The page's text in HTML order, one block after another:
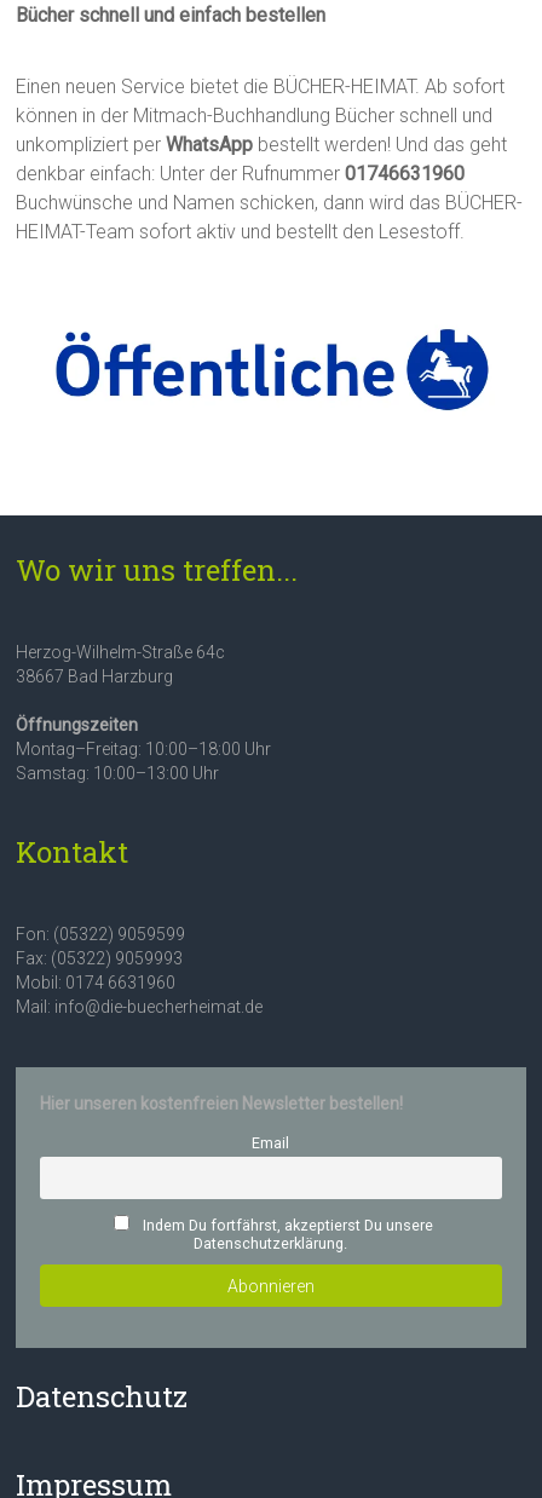
Bücher schnell und einfach bestellen
Einen neuen Service bietet die BÜCHER-HEIMAT. Ab sofort
können in der Mitmach-Buchhandlung Bücher schnell und
unkompliziert perWhatsApp bestellt werden! Und das geht
denkbar einfach: Unter der Rufnummer01746631960
Buchwünsche und Namen schicken, dann wird das BÜCHER-
HEIMAT-Team sofort aktiv und bestellt den Lesestoff.
Wo wir uns treffen...
Herzog-Wilhelm-Straße 64c
38667 Bad Harzburg
Öffnungszeiten
Montag–Freitag: 10:00–18:00 Uhr
Samstag: 10:00–13:00 Uhr
Kontakt
Fon: (05322) 9059599
Fax: (05322) 9059993
Mobil: 0174 6631960
Mail: info@die-buecherheimat.de
Hier unseren kostenfreien Newsletter bestellen!
Email
Indem Du fortfährst, akzeptierst Du unsere
Datenschutzerklärung.
Datenschutz
Impressum